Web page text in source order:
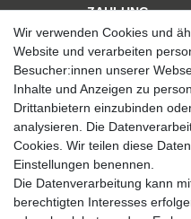
ZAHLUNG
VERSAND
SICHER EINKAUFEN
Wir verwenden Cookies und
Website und verarbeiten
Besucher:innen unserer
Inhalte und Anzeigen zu
Drittanbietern einzubinden
analysieren. Die
Cookies. Wir teilen diese
Einstellungen benennen.
Die Datenverarbeitung kann
berechtigten Interesses